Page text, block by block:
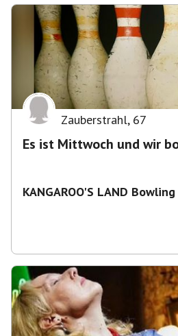
Zauberstrahl, 67
Es ist Mittwoch und wir
KANGAROO'S LAND